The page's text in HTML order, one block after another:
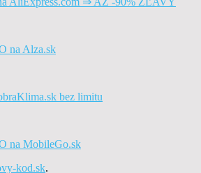
na Alza.sk
bez limitu
na MobileGo.sk
kod.sk.